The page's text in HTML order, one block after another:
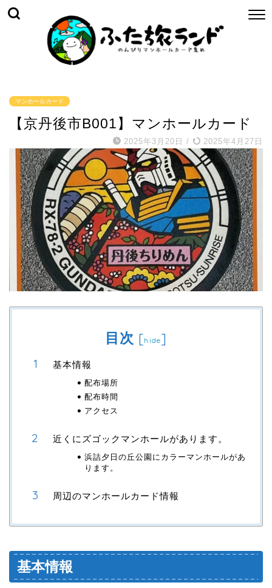
マンホールカード
【京丹後市B001】マンホールカード
2025年3月20日 / 2025年4月27日
目次 [hide]
基本情報
配布場所
配布時間
アクセス
近くにズゴックマンホールがあります。
浜詰夕日の丘公園にカラーマンホールがあ
ります。
周辺のマンホールカード情報
基本情報